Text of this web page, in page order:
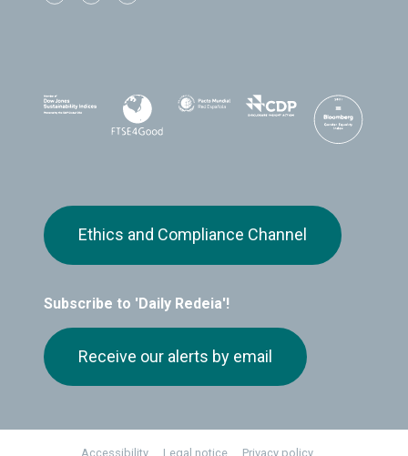
Subscribe to 'Daily Redeia'!
Receive our alerts by email
Ethics and Compliance Channel
Footer
Accessibility Legal notice Privacy policy